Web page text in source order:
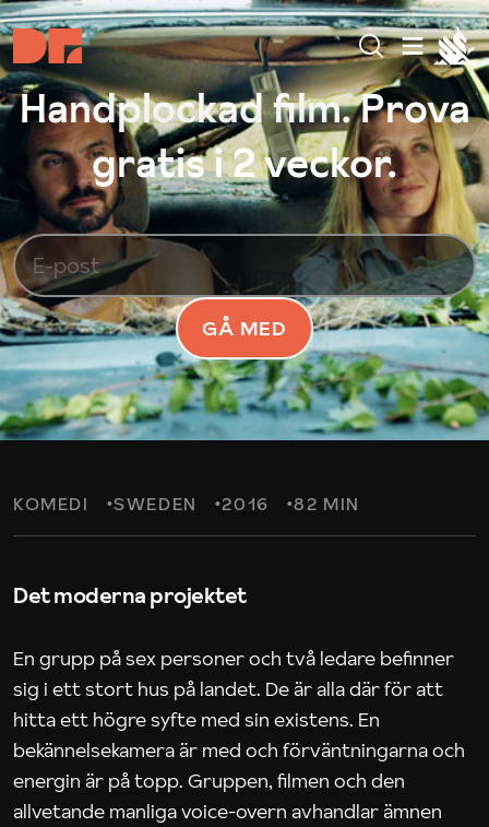
Handplockad film. Prova
gratis i 2 veckor.
GÅ MED
KOMEDI SWEDEN 2016 82 MIN
Det moderna projektet
En grupp på sex personer och två ledare befinner
sig i ett stort hus på landet. De är alla där för att
hitta ett högre syfte med sin existens. En
bekännelsekamera är med och förväntningarna och
energin är på topp. Gruppen, filmen och den
allvetande manliga voice-overn avhandlar ämnen